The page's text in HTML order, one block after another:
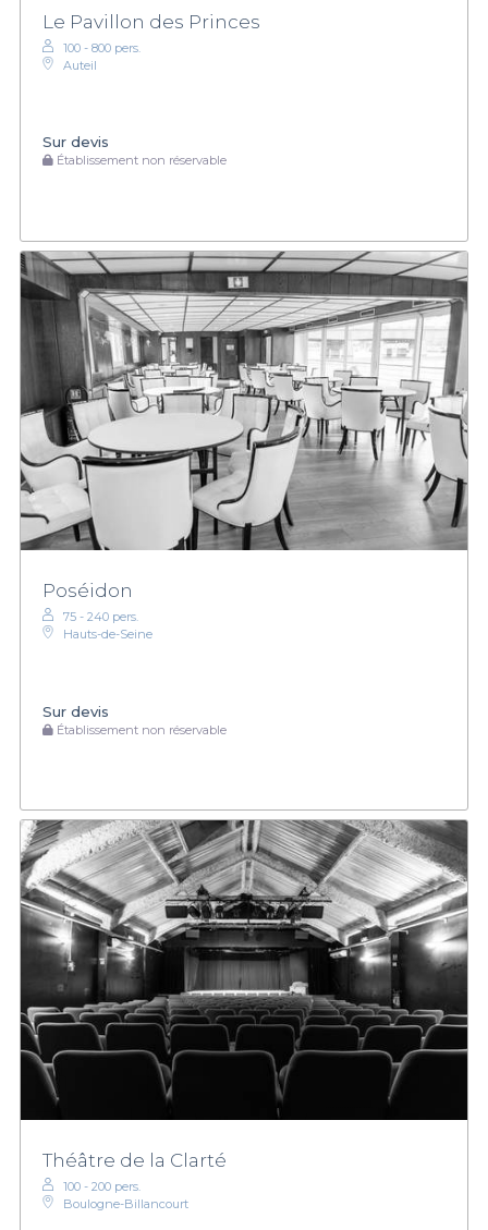
Le Pavillon des Princes
100 - 800 pers.
Auteil
Sur devis
Établissement non réservable
Poséidon
75 - 240 pers.
Hauts-de-Seine
Sur devis
Établissement non réservable
Théâtre de la Clarté
100 - 200 pers.
Boulogne-Billancourt